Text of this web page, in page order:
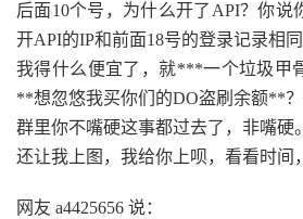
后面10个号，为什么开了API？你说
开API的IP和前面18号的登录记录相同
我得什么便宜了，就***一个垃圾甲
**想忽悠我买你们的DO盗刷余额**？
群里你不嘴硬这事都过去了，非嘴硬。
还让我上图，我给你上呗，看看时间
网友 a4425656 说：